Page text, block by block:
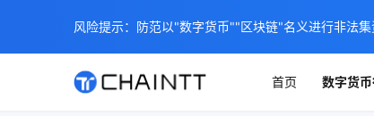
首页 数字货
风险提示：防范以"数字货币""区块链"名义进行非法